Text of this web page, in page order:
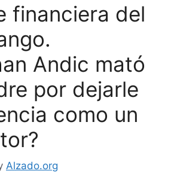
financiera del
Andic mató
por dejarle
como un
Alzado.org